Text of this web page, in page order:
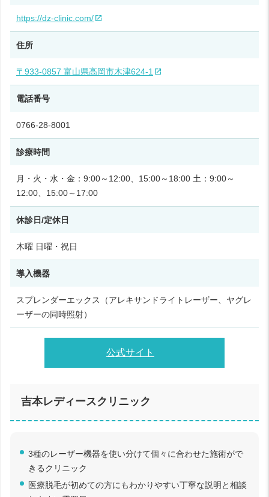
https://dz-clinic.com/
住所
〒933-0857 富山県高岡市木津624-1
電話番号
0766-28-8001
診療時間
月・火・水・金：9:00～12:00、15:00～18:00 土：9:00～
12:00、15:00～17:00
休診日/定休日
木曜 日曜・祝日
導入機器
スプレンダーエックス（アレキサンドライトレーザー、ヤグレ
ーザーの同時照射）
公式サイト
吉本レディースクリニック
3種のレーザー機器を使い分けて個々に合わせた施術がで
きるクリニック
医療脱毛が初めての方にもわかりやすい丁寧な説明と相談